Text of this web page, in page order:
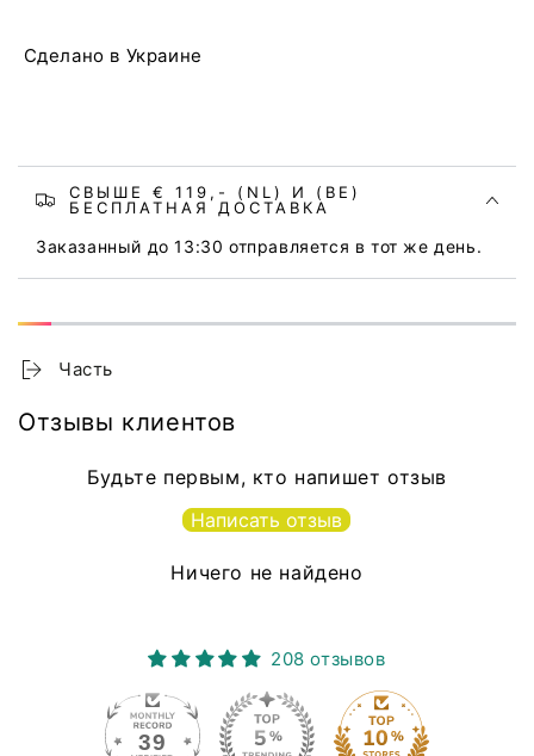
Сделано в Украине
СВЫШЕ € 119,- (NL) И (BE)
БЕСПЛАТНАЯ ДОСТАВКА
Заказанный до 13:30 отправляется в тот же день.
Часть
Отзывы клиентов
Будьте первым, кто напишет отзыв
Написать отзыв
Ничего не найдено
208 отзывов
39